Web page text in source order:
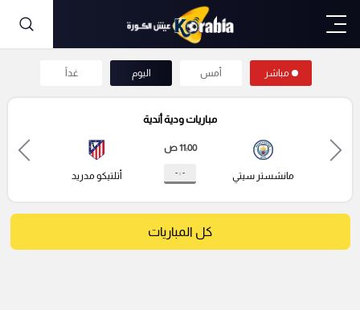
مباشر أمس اليوم غداً
مباريات ودية أندية
مانشستر سيتي
11:00 ص
- : - أتلتيكو مدريد
كل المباريات